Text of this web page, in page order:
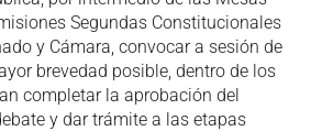
Segundas Constitucionales
y Cámara, convocar a sesión de
brevedad posible, dentro de los
completar la aprobación del
y dar trámite a las etapas